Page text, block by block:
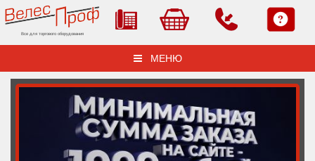
Все для торгового оборудования
МЕНЮ